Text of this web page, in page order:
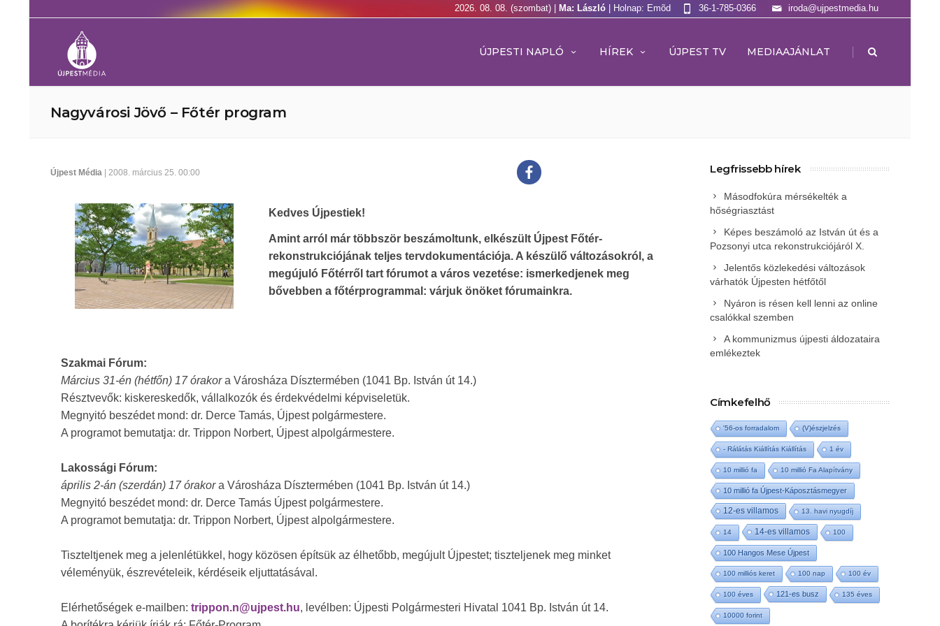
2026. 08. 08. (szombat) | Ma: László | Holnap: Emõd iroda@ujpestmedia.hu
36-1-785-0366
ÚJPESTI NAPLÓ HÍREK ÚJPEST TV MEDIAAJÁNLAT |
Nagyvárosi Jövő – Főtér program
Újpest Média | 2008. március 25. 00:00
Kedves Újpestiek!
Amint arról már többször beszámoltunk, elkészült Újpest Főtér-
rekonstrukciójának teljes tervdokumentációja. A készülő változásokról, a
megújuló Főtérről tart fórumot a város vezetése: ismerkedjenek meg
bővebben a főtérprogrammal: várjuk önöket fórumainkra.
Szakmai Fórum:
Március 31-én (hétfőn) 17 órakora Városháza Dísztermében (1041 Bp. István út 14.)
Résztvevők: kiskereskedők, vállalkozók és érdekvédelmi képviseletük.
Megnyitó beszédet mond: dr. Derce Tamás, Újpest polgármestere.
A programot bemutatja: dr. Trippon Norbert, Újpest alpolgármestere.
Lakossági Fórum:
április 2-án (szerdán) 17 órakora Városháza Dísztermében (1041 Bp. István út 14.)
Megnyitó beszédet mond: dr. Derce Tamás Újpest polgármestere.
A programot bemutatja: dr. Trippon Norbert, Újpest alpolgármestere.
Tiszteltjenek meg a jelenlétükkel, hogy közösen építsük az élhetőbb, megújult Újpestet; tiszteljenek meg minket
véleményük, észrevételeik, kérdéseik eljuttatásával.
Elérhetőségek e-mailben: trippon.n@ujpest.hu, levélben: Újpesti Polgármesteri Hivatal 1041 Bp. István út 14.
Legfrissebb hírek
Másodfokúra mérsékelték a
hőségriasztást
Képes beszámoló az István út és a
Pozsonyi utca rekonstrukciójáról X.
Jelentős közlekedési változások
várhatók Újpesten hétfőtől
Nyáron is résen kell lenni az online
csalókkal szemben
A kommunizmus újpesti áldozataira
emlékeztek
Címkefelhő
'56-os forradalom (V)észjelzés
- Rálátás Kiállítás Kiállítás 1 év
10 millió fa 10 millió Fa Alapítvány
10 millió fa Újpest-Káposztásmegyer
12-es villamos 13. havi nyugdíj
14 14-es villamos 100
100 Hangos Mese Újpest
100 milliós keret 100 nap 100 év
100 éves 121-es busz 135 éves
10000 forint